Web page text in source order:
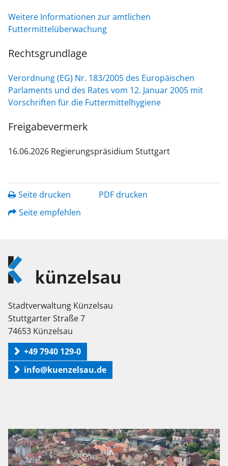
Weitere Informationen zur amtlichen
Futtermittelüberwachung
Rechtsgrundlage
Verordnung (EG) Nr. 183/2005 des Europäischen
Parlaments und des Rates vom 12. Januar 2005 mit
Vorschriften für die Futtermittelhygiene
Freigabevermerk
16.06.2026 Regierungspräsidium Stuttgart
Seite drucken
PDF drucken
Seite empfehlen
Logo
Künzelsau
Stadtverwaltung Künzelsau
Stuttgarter Straße 7
74653 Künzelsau
+49 7940 129-0
info@kuenzelsau.de